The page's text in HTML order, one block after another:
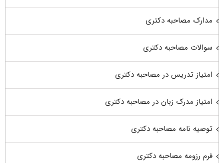
مدارک مصاحبه دکتری
سوالات مصاحبه دکتری
امتیاز تدریس در مصاحبه دکتری
امتیاز مدرک زبان در مصاحبه دکتری
توصیه نامه مصاحبه دکتری
فرم رزومه مصاحبه دکتری